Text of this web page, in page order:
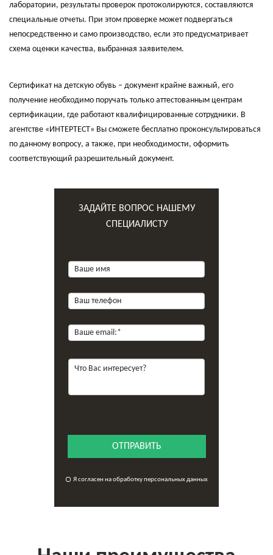
лаборатории, результаты проверок протоколируются, составляются
специальные отчеты. При этом проверке может подвергаться
непосредственно и само производство, если это предусматривает
схема оценки качества, выбранная заявителем.
Сертификат на детскую обувь – документ крайне важный, его
получение необходимо поручать только аттестованным центрам
сертификации, где работают квалифицированные сотрудники. В
агентстве «ИНТЕРТЕСТ» Вы сможете бесплатно проконсультироваться
по данному вопросу, а также, при необходимости, оформить
соответствующий разрешительный документ.
ЗАДАЙТЕ ВОПРОС НАШЕМУ
СПЕЦИАЛИСТУ
ОТПРАВИТЬ
Я согласен на обработку персональных данных